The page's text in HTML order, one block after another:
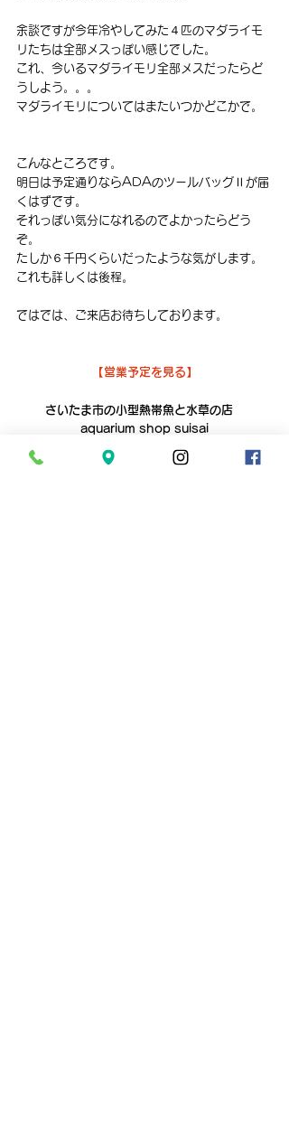
余談ですが今年冷やしてみた４匹のマダライモ
リたちは全部メスっぽい感じでした。
これ、今いるマダライモリ全部メスだったらど
うしよう。。。
マダライモリについてはまたいつかどこかで。
こんなところです。
明日は予定通りならADAのツールバッグⅡが届
くはずです。
それっぽい気分になれるのでよかったらどう
ぞ。
たしか６千円くらいだったような気がします。
これも詳しくは後程。
ではでは、ご来店お待ちしております。
【営業予定を見る】
さいたま市の小型熱帯魚と水草の店
aquarium shop suisai
平　日　１１：００～１９：００